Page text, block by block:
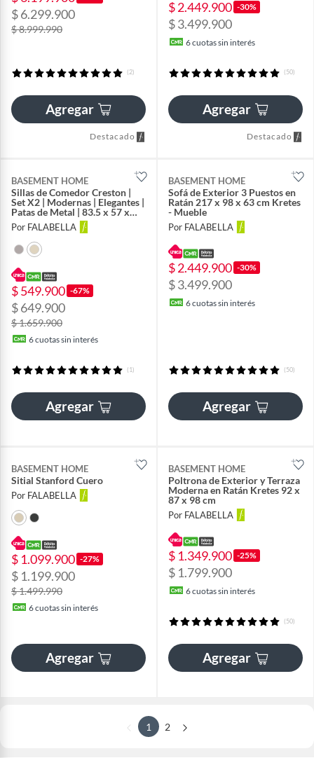
$ 6.299.900
$ 8.999.990
(2)
Agregar
Destacado
$ 2.449.900 -30%
$ 3.499.900
6cuotas sin interés
(50)
Agregar
Destacado
BASEMENT HOME
Sillas de Comedor Creston |
Set X2 | Modernas | Elegantes |
Patas de Metal | 83.5 x 57 x
48.5 cm
Por FALABELLA
$ 549.900 -67%
$ 649.900
$ 1.659.900
6cuotas sin interés
(1)
Agregar
BASEMENT HOME
Sofá de Exterior 3 Puestos en
Ratán 217 x 98 x 63 cm Kretes
- Mueble
Por FALABELLA
$ 2.449.900 -30%
$ 3.499.900
6cuotas sin interés
(50)
Agregar
BASEMENT HOME
Sitial Stanford Cuero
Por FALABELLA
$ 1.099.900 -27%
$ 1.199.900
$ 1.499.990
6cuotas sin interés
Agregar
BASEMENT HOME
Poltrona de Exterior y Terraza
Moderna en Ratán Kretes 92 x
87 x 98 cm
Por FALABELLA
$ 1.349.900 -25%
$ 1.799.900
6cuotas sin interés
(50)
Agregar
1 2